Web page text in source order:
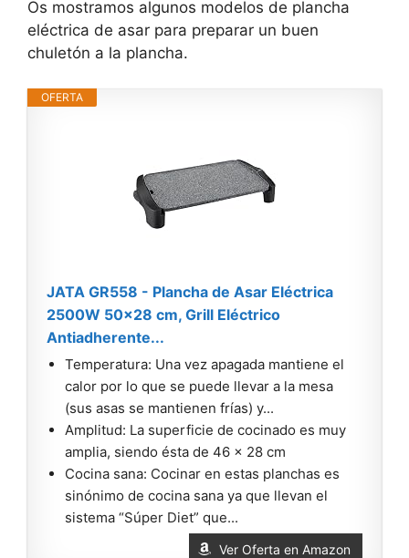
Os mostramos algunos modelos de plancha
eléctrica de asar para preparar un buen
chuletón a la plancha.
OFERTA
JATA GR558 - Plancha de Asar Eléctrica
2500W 50x28 cm, Grill Eléctrico
Antiadherente...
Temperatura: Una vez apagada mantiene el
calor por lo que se puede llevar a la mesa
(sus asas se mantienen frías) y...
Amplitud: La superficie de cocinado es muy
amplia, siendo ésta de 46 x 28 cm
Cocina sana: Cocinar en estas planchas es
sinónimo de cocina sana ya que llevan el
sistema “Súper Diet” que...
Ver Oferta en Amazon